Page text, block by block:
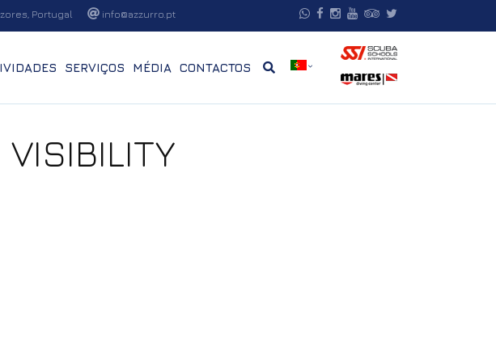
Portugal info@azzurro.pt
SERVIÇOS MÉDIA CONTACTOS